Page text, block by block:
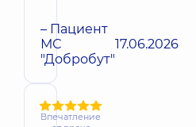
– Пациент
МС
"Добробут"
17.06.2026
Впечатление